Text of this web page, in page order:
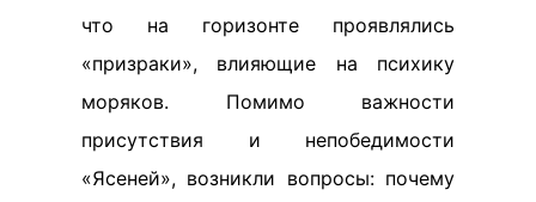
что на горизонте проявлялись
«призраки», влияющие на психику
моряков. Помимо важности
присутствия и непобедимости
«Ясеней», возникли вопросы: почему